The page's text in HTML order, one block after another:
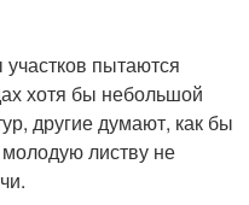
пытаются
хотя бы небольшой
другие думают, как бы
листву не